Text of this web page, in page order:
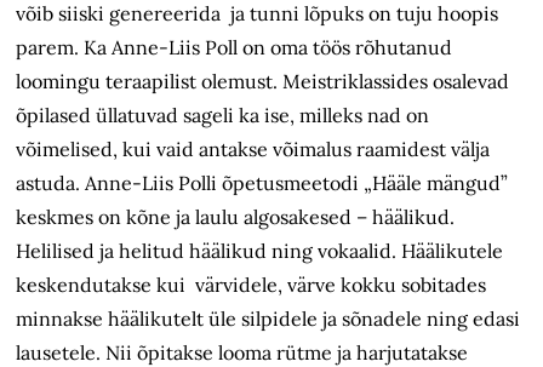
võib siiski genereerida ja tunni lõpuks on tuju hoopis
parem. Ka Anne-Liis Poll on oma töös rõhutanud
loomingu teraapilist olemust. Meistriklassides osalevad
õpilased üllatuvad sageli ka ise, milleks nad on
võimelised, kui vaid antakse võimalus raamidest välja
astuda. Anne-Liis Polli õpetusmeetodi „Hääle mängud”
keskmes on kõne ja laulu algosakesed – häälikud.
Helilised ja helitud häälikud ning vokaalid. Häälikutele
keskendutakse kui värvidele, värve kokku sobitades
minnakse häälikutelt üle silpidele ja sõnadele ning edasi
lausetele. Nii õpitakse looma rütme ja harjutatakse